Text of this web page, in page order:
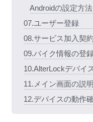
Androidの設定方法
07.ユーザー登録
08.サービス加入契約
09.バイク情報の登
10.AlterLockデバイ
11.メイン画面の説明
12.デバイスの動作